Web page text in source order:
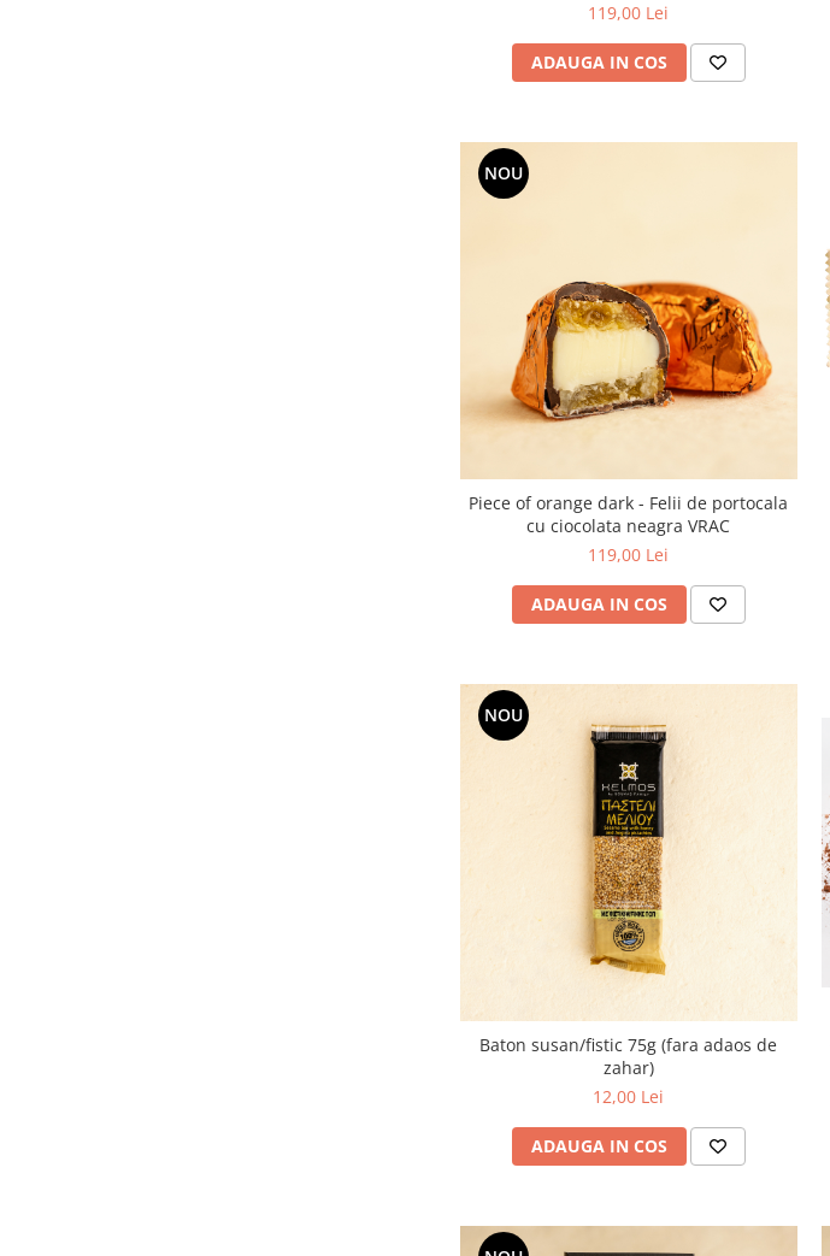
119,00 Lei
ADAUGA IN COS
NOU
Piece of orange dark - Felii de portocala
cu ciocolata neagra VRAC
119,00 Lei
ADAUGA IN COS
NOU
Baton susan/fistic 75g (fara adaos de
zahar)
12,00 Lei
ADAUGA IN COS